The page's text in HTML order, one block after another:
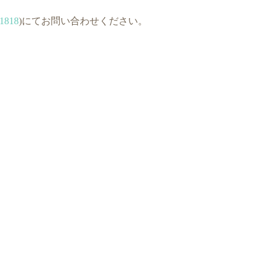
)にてお問い合わせください。